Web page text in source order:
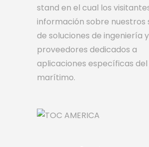
stand en el cual los
información sobre nuestros
de soluciones de ingeniería y
proveedores dedicados a
aplicaciones específicas
marítimo.